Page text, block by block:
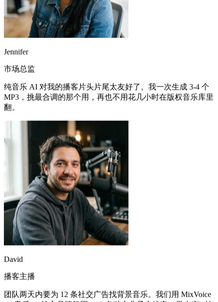
Jennifer
市场总监
纯音乐 AI 对我的播客片头片尾太友好了。我一次生成 3-4 个
David
播客主播